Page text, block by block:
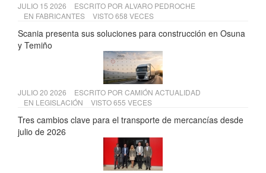
JULIO 15 2026 ESCRITO POR ALVARO PEDROCHE
EN FABRICANTES VISTO 658 VECES
Scania presenta sus soluciones para construcción en Osuna
y Temiño
JULIO 20 2026 ESCRITO POR CAMIÓN ACTUALIDAD
EN LEGISLACIÓN VISTO 655 VECES
Tres cambios clave para el transporte de mercancías desde
julio de 2026